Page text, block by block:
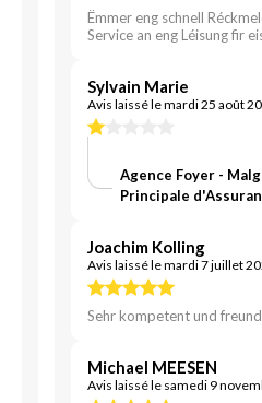
Ëmmer eng schnell
Service an eng Léisung fir
Sylvain Marie
Avis laissé le mardi 25 août
Agence Foyer -
Principale
Joachim Kolling
Avis laissé le mardi 7 juillet
Sehr kompetent und
Michael MEESEN
Avis laissé le samedi 9